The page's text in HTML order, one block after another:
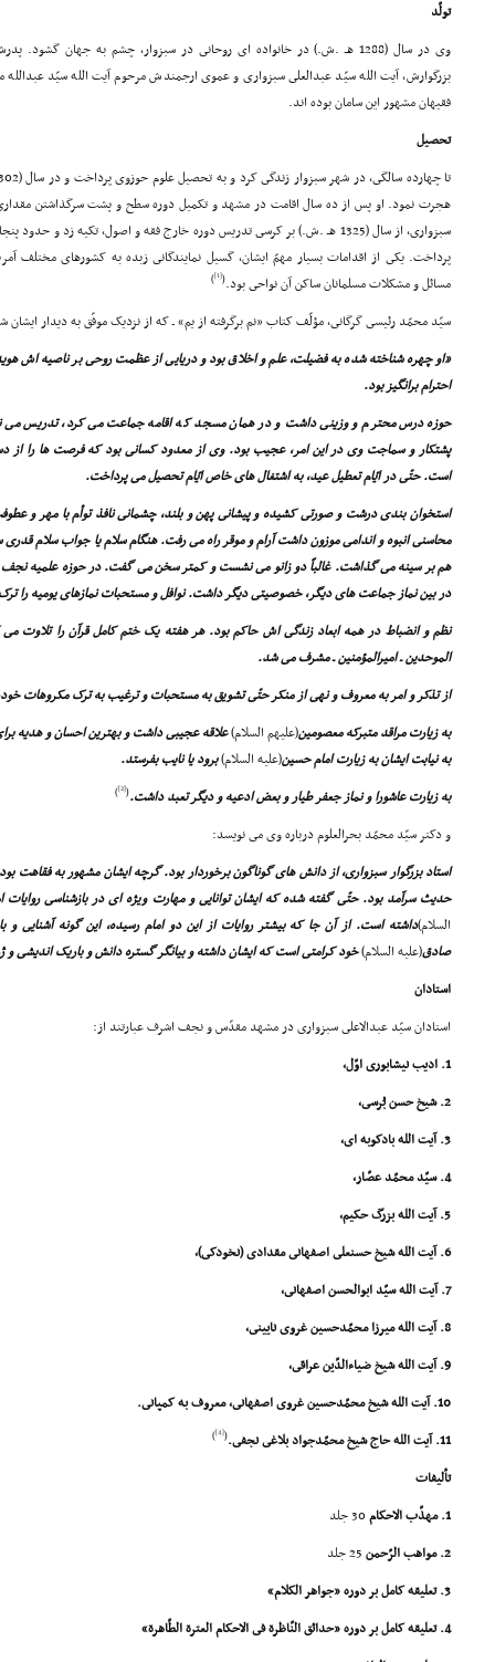
تولّد
وى در سال (1288 هـ .ش.) در خانواده اى روحانى در سبزوار، چشم به جهان
بزرگوارش، آیت الله سیّد عبدالعلى سبزوارى و عموى ارجمندش مرحوم آیت الله سیّد
فقیهان مشهور این سامان بوده اند.
تحصیل
هجرت نمود. او پس از ده سال اقامت در مشهد و تکمیل دوره سطح و پشت سرگذاشتن
سبزوارى، از سال (1325 هـ .ش.) بر کرسى تدریس دوره خارج فقه و اصول، تکیه زد
پرداخت. یکى از اقدامات بسیار مهمّ ایشان، گسیل نمایندگانى زبده به کشورهاى مختلف
مسائل و مشکلات مسلمانان ساکن آن نواحى بود.(
[1]
)
سیّد محمّد رئیسى گرگانى، مؤلّف کتاب «نم برگرفته از یم» ـ که از نزدیک موفّق به دیدار
«او چهره شناخته شده به فضیلت، علم و اخلاق بود و دریایى از عظمت روحى بر ناصیه اش
احترام برانگیز بود.
حوزه درس محترم و وزینى داشت و در همان مسجد که اقامه جماعت مى کرد، تدریس
پشتکار و سماجت وى در این امر، عجیب بود. وى از معدود کسانى بود که فرصت ها را
است. حتّى در ایّام تعطیل عید، به اشتغال هاى خاص ایّام تحصیل مى پرداخت.
استخوان بندى درشت و صورتى کشیده و پیشانى پهن و بلند، چشمانى نافذ توأم با مهر و
محاسنى انبوه و اندامى موزون داشت آرام و موقر راه مى رفت. هنگام سلام یا جواب سلام
هم بر سینه مى گذاشت. غالباً دو زانو مى نشست و کمتر سخن مى گفت. در حوزه علمیه نجف
در بین نماز جماعت هاى دیگر، خصوصیتى دیگر داشت. نوافل و مستحبات نمازهاى یومیه را
نظم و انضباط در همه ابعاد زندگى اش حاکم بود. هر هفته یک ختم کامل قرآن را
الموحدین ـ امیرالمؤمنین ـ مشرف مى شد.
از تذکر و امر به معروف و نهى از منکر حتّى تشویق به مستحبات و ترغیب به ترک مکروهات
به زیارت مراقد متبرکه معصومین(علیهم السلام)علاقه عجیبى داشت و بهترین احسان و هدیه
به نیابت ایشان به زیارت امام حسین(علیه السلام)برود یا نایب بفرستد.
به زیارت عاشورا و نماز جعفر طیار و بعض ادعیه و دیگر تعبد داشت.(
[2]
)
و دکتر سیّد محمّد بحرالعلوم درباره وى مى نویسد:
استاد بزرگوار سبزوارى، از دانش هاى گوناگون برخوردار بود. گرچه ایشان مشهور به
حدیث سرآمد بود. حتّى گفته شده که ایشان توانایى و مهارت ویژه اى در بازشناسى روایات
السلام)داشته است. از آن جا که بیشتر روایات از این دو امام رسیده، این گونه آشنایى و
صادق(علیه السلام)خود کرامتى است که ایشان داشته و بیانگر گستره دانش و باریک
استادان
استادان سیّد عبدالاعلى سبزوارى در مشهد مقدّس و نجف اشرف عبارتند از:
1. ادیب نیشابورى اوّل،
2. شیخ حسن بُرسى،
3. آیت الله بادکوبه اى،
4. سیّد محمّد عصّار،
5. آیت الله بزرگ حکیم،
6. آیت الله شیخ حسنعلى اصفهانى مقدادى (نخودکى)،
7. آیت الله سیّد ابوالحسن اصفهانى،
8. آیت الله میرزا محمّدحسین غروى نایینى،
9. آیت الله شیخ ضیاءالدّین عراقى،
10. آیت الله شیخ محمّدحسین غروى اصفهانى، معروف به کمپانى.
11. آیت الله حاج شیخ محمّدجواد بلاغى نجفى.
(
[4]
)
تألیفات
1. مهذّب الاحکام
30 جلد
2. مواهب الرّحمن
3. تعلیقه کامل بر دوره «جواهر الکلام»
4. تعلیقه کامل بر دوره «حدائق النّاظرة فى الاحکام العترة الطّاهرة»